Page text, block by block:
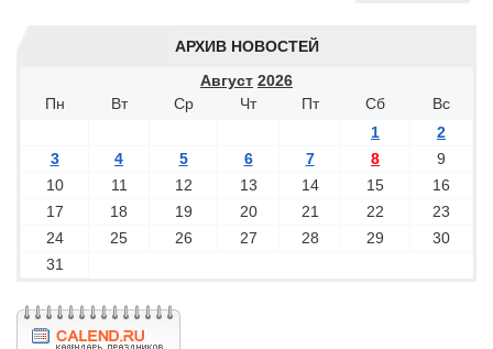
АРХИВ НОВОСТЕЙ
Август 2026
Пн
Вт Ср Чт Пт Сб
Вс
1
2
3
4 5 6 7 8
9
10
11 12 13 14 15
16
17
18 19 20 21 22
23
24
25 26 27 28 29
30
31